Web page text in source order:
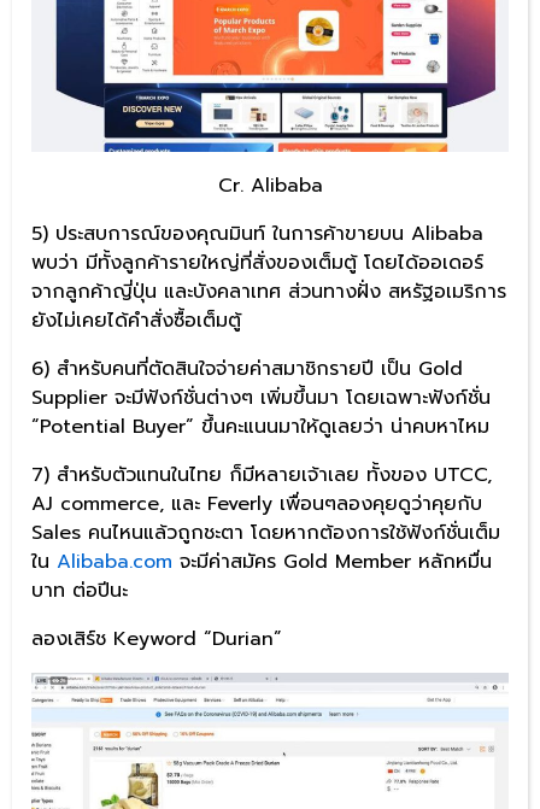
Cr. Alibaba
5) ประสบการณ์ของคุณมินท์ ในการค้าขายบน Alibaba
พบว่า มีทั้งลูกค้ารายใหญ่ที่สั่งของเต็มตู้ โดยได้ออเดอร์
จากลูกค้าญี่ปุ่น และบังคลาเทศ ส่วนทางฝั่ง สหรัฐอเมริการ
ยังไม่เคยได้คำสั่งซื้อเต็มตู้
6) สำหรับคนที่ตัดสินใจจ่ายค่าสมาชิกรายปี เป็น Gold
Supplier จะมีฟังก์ชั่นต่างๆ เพิ่มขึ้นมา โดยเฉพาะฟังก์ชั่น
“Potential Buyer” ขึ้นคะแนนมาให้ดูเลยว่า น่าคบหาไหม
7) สำหรับตัวแทนในไทย ก็มีหลายเจ้าเลย ทั้งของ UTCC,
AJ commerce, และ Feverly เพื่อนๆลองคุยดูว่าคุยกับ
Sales คนไหนแล้วถูกชะตา โดยหากต้องการใช้ฟังก์ชั่นเต็ม
ใน Alibaba.com จะมีค่าสมัคร Gold Member หลักหมื่น
บาท ต่อปีนะ
ลองเสิร์ช Keyword “Durian”